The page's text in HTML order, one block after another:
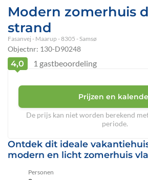
Modern zomerhuis
strand
Fasanvej - Maarup - 8305 - Samsø
Objectnr: 130-D90248
Ontdek dit ideale
modern en licht zomerhuis
Personen
4,0 1 gastbeoordeling
Prijzen en
De prijs kan niet worden berekend
periode.